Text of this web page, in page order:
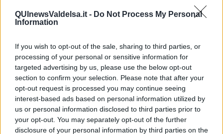
QUInewsValdelsa.it - Do Not Process My Personal
Information
If you wish to opt-out of the sale, sharing to third parties, or
processing of your personal or sensitive information for
targeted advertising by us, please use the below opt-out
section to confirm your selection. Please note that after your
opt-out request is processed you may continue seeing
interest-based ads based on personal information utilized by
us or personal information disclosed to third parties prior to
your opt-out. You may separately opt-out of the further
disclosure of your personal information by third parties on the
era stato vittima qualche mese fa di gesti di vandalismo che
avevano messo a dura prova la pazienza dei tanti volontari che
seguono la struttura. "Purtroppo come sappiamo è presa di mira da
tempo da incivili di vario genere, purtroppo quasi tutti in giovane
età.", è il commento di Marco Valenti, uno dei responsabili del
progetto Archeodromo riferendosi proprio a tutta l'area
archeologica. "Ecco a cosa servono operazioni come il parco e
l'Archeodromo: a creare la conoscenza, il senso di civiltà e il
rispetto per la propria storia, nonché per il lavoro degli altri, nelle
giovani generazioni ma anche negli adulti": è questo dunque il